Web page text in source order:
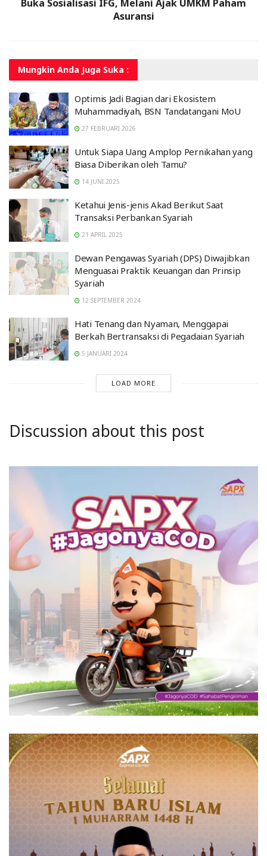
Buka Sosialisasi IFG, Melani Ajak UMKM Paham
Asuransi
Mungkin Anda Juga Suka :
Optimis Jadi Bagian dari Ekosistem
Muhammadiyah, BSN Tandatangani MoU
27 FEBRUARI 2026
Untuk Siapa Uang Amplop Pernikahan yang
Biasa Diberikan oleh Tamu?
14 JUNI 2025
Ketahui Jenis-jenis Akad Berikut Saat
Transaksi Perbankan Syariah
21 APRIL 2025
Dewan Pengawas Syariah (DPS) Diwajibkan
Menguasai Praktik Keuangan dan Prinsip
Syariah
12 SEPTEMBER 2024
Hati Tenang dan Nyaman, Menggapai
Berkah Bertransaksi di Pegadaian Syariah
5 JANUARI 2024
LOAD MORE
Discussion about this post